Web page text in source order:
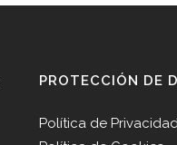
PROTECCIÓN DE
Política de